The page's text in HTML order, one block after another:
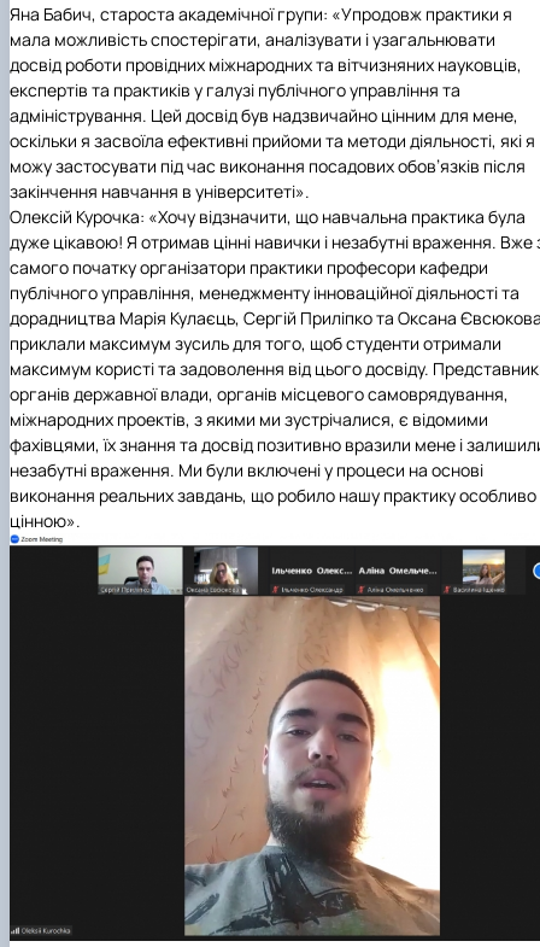
Яна Бабич, староста академічної групи: «Упродовж практики я
мала можливість спостерігати, аналізувати і узагальнювати
досвід роботи провідних міжнародних та вітчизняних науковців,
експертів та практиків у галузі публічного управління та
адміністрування. Цей досвід був надзвичайно цінним для мене,
оскільки я засвоїла ефективні прийоми та методи діяльності, які я
можу застосувати під час виконання посадових обов’язків після
закінчення навчання в університеті».
Олексій Курочка: «Хочу відзначити, що навчальна практика була
дуже цікавою! Я отримав цінні навички і незабутні враження. Вже
самого початку організатори практики професори кафедри
публічного управління, менеджменту інноваційної діяльності та
дорадництва Марія Кулаєць, Сергій Приліпко та Оксана
приклали максимум зусиль для того, щоб студенти отримали
максимум користі та задоволення від цього досвіду.
органів державної влади, органів місцевого самоврядування,
міжнародних проектів, з якими ми зустрічалися, є відомими
фахівцями, їх знання та досвід позитивно вразили мене і
незабутні враження. Ми були включені у процеси на основі
виконання реальних завдань, що робило нашу практику особливо
цінною».